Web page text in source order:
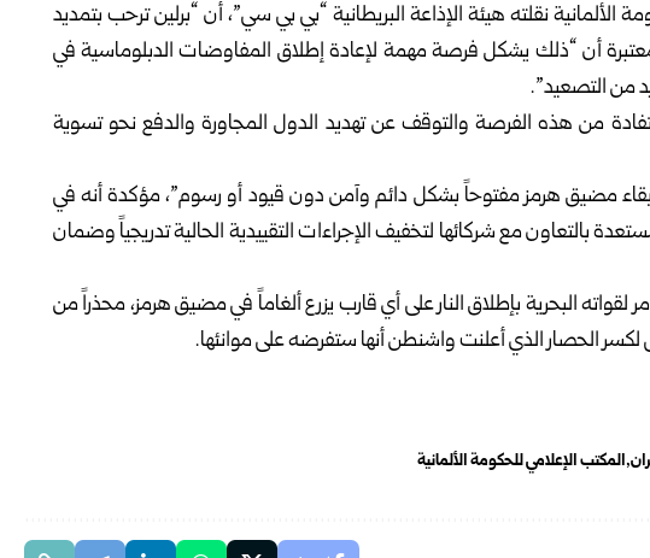
الألمانيةنقلته هيئة الإذاعة البريطانية “بي بي سي”، أن “برلين ترحب بتمديد
أن “ذلك يشكل فرصة مهمة لإعادة إطلاق المفاوضات الدبلوماسية في
من التصعيد”.
من هذه الفرصة والتوقف عن تهديد الدول المجاورة والدفع نحو تسوية
مضيق هرمز مفتوحاً بشكل دائم وآمن دون قيود أو رسوم”، مؤكدة أنه في
بالتعاون مع شركائها لتخفيف الإجراءات التقييدية الحالية تدريجياً وضمان
البحرية بإطلاق النار على أي قارب يزرع ألغاماً في مضيق هرمز، محذراً من
الحصار الذي أعلنت واشنطن أنها ستفرضه على موانئها.
المكتب الإعلامي للحكومة الألمانية